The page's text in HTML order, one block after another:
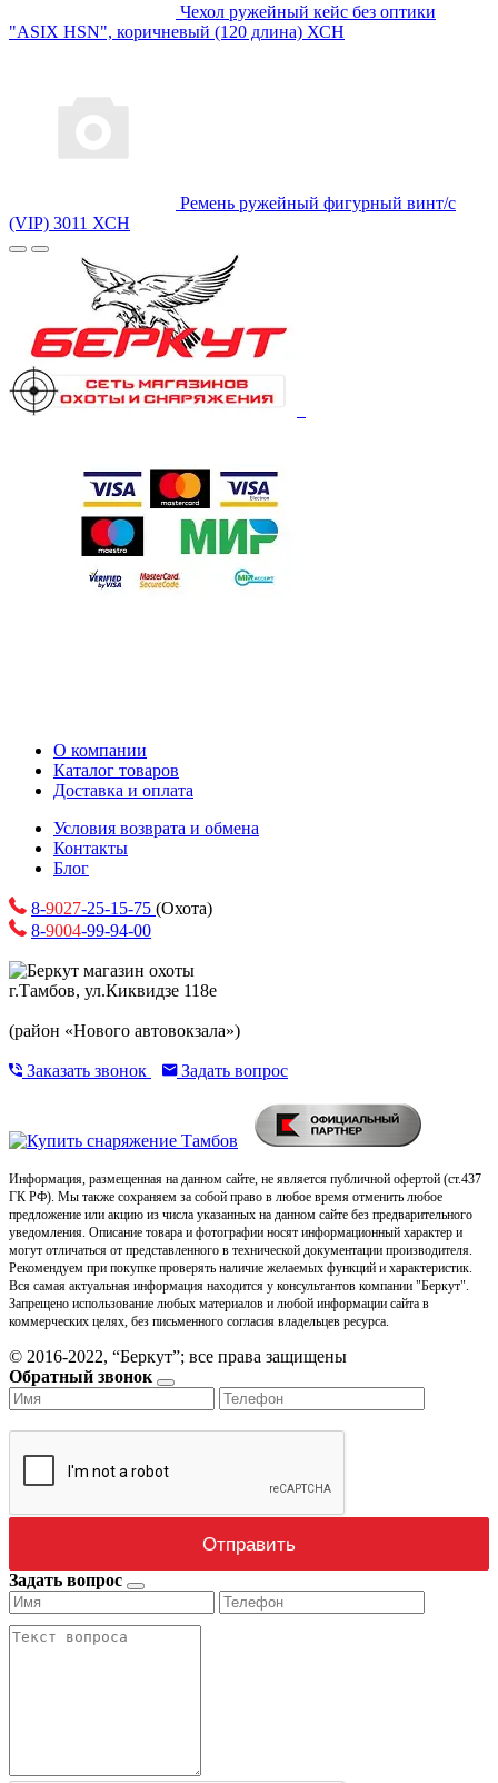
Чехол ружейный кейс без оптики
"ASIX HSN", коричневый (120 длина) ХСН
Ремень ружейный фигурный винт/с
(VIP) 3011 ХСН
О компании
Каталог товаров
Доставка и оплата
Условия возврата и обмена
Контакты
Блог
8-9027-25-15-75 (Охота)
8-9004-99-94-00
г.Тамбов, ул.Киквидзе 118е
(район «Нового автовокзала»)
Заказать звонок Задать вопрос
Информация, размещенная на данном сайте, не является публичной офертой (ст.437
ГК РФ). Мы также сохраняем за собой право в любое время отменить любое
предложение или акцию из числа указанных на данном сайте без предварительного
уведомления. Описание товара и фотографии носят информационный характер и
могут отличаться от представленного в технической документации производителя.
Рекомендуем при покупке проверять наличие желаемых функций и характеристик.
Вся самая актуальная информация находится у консультантов компании "Беркут".
Запрещено использование любых материалов и любой информации сайта в
коммерческих целях, без письменного согласия владельцев ресурса.
© 2016-2022, “Беркут”; все права защищены
Обратный звонок
Задать вопрос